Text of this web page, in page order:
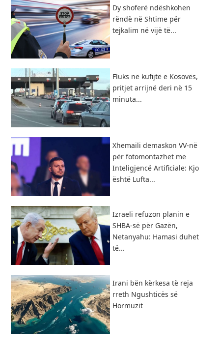
Dy shoferë ndëshkohen
rëndë në Shtime për
tejkalim në vijë të...
Fluks në kufijtë e Kosovës,
pritjet arrijnë deri në 15
minuta...
Xhemaili demaskon VV-në
për fotomontazhet me
Inteligjencë Artificiale: Kjo
është Lufta...
Izraeli refuzon planin e
SHBA-së për Gazën,
Netanyahu: Hamasi duhet
të...
​Irani bën kërkesa të reja
rreth Ngushticës së
Hormuzit